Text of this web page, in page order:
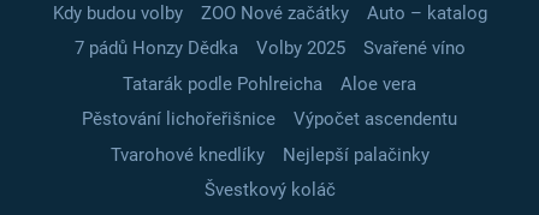
Kdy budou volby
ZOO Nové začátky
Auto – katalog
7 pádů Honzy Dědka
Volby 2025
Svařené víno
Tatarák podle Pohlreicha
Aloe vera
Pěstování lichořeřišnice
Výpočet ascendentu
Tvarohové knedlíky
Nejlepší palačinky
Švestkový koláč